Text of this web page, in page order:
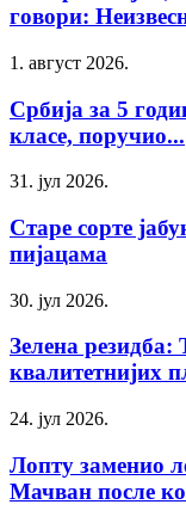
говори:
1. август 2026.
Србија за 5
класе, поручио...
31. јул 2026.
Старе сорте
пијацама
30. јул 2026.
Зелена резидба:
квалитетнијих
24. јул 2026.
Лопту заменио
Мачван после